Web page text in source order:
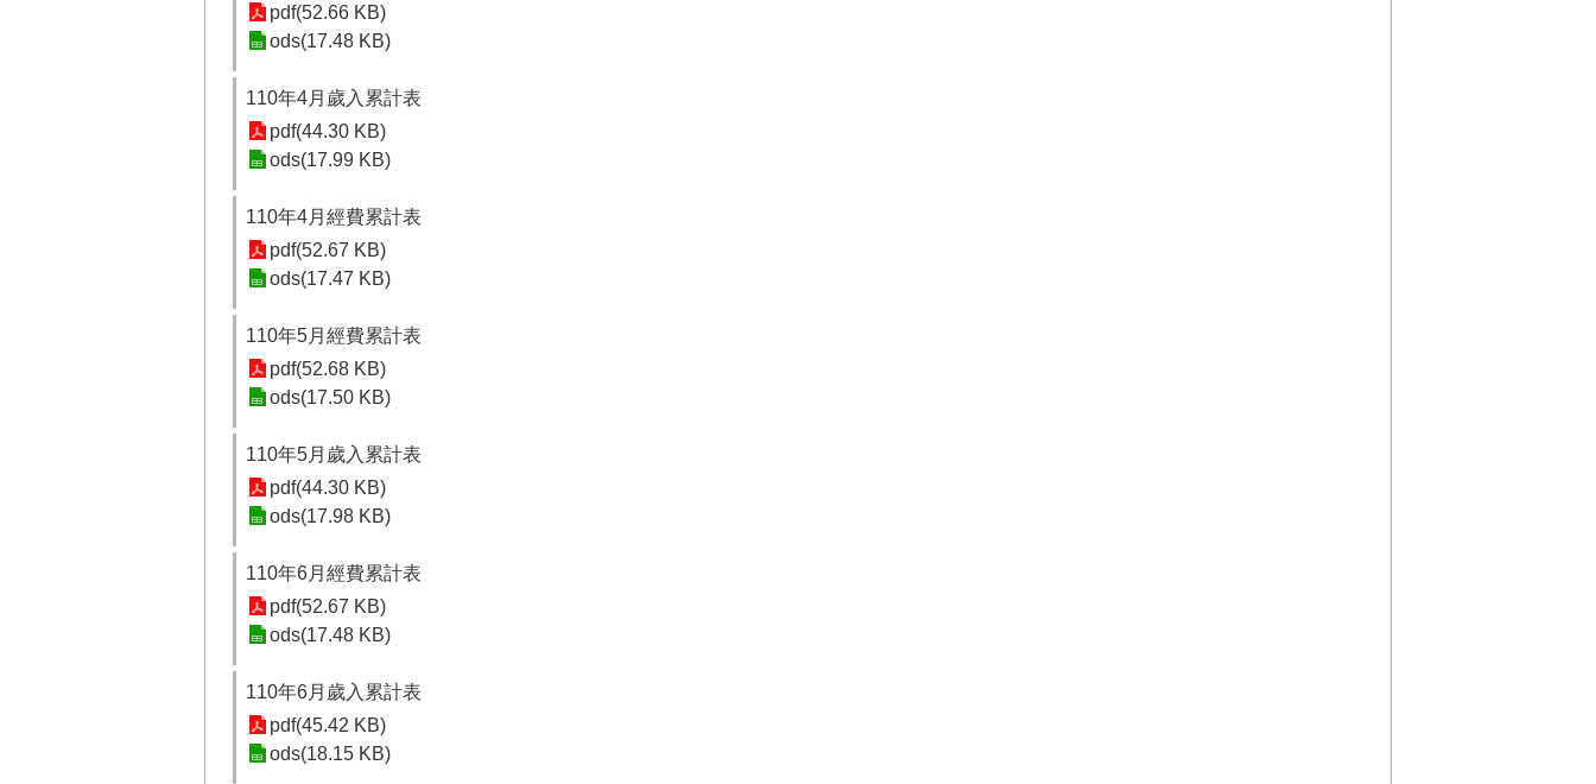
pdf(52.66 KB)
ods(17.48 KB)
110年4月歲入累計表
pdf(44.30 KB)
ods(17.99 KB)
110年4月經費累計表
pdf(52.67 KB)
ods(17.47 KB)
110年5月經費累計表
pdf(52.68 KB)
ods(17.50 KB)
110年5月歲入累計表
pdf(44.30 KB)
ods(17.98 KB)
110年6月經費累計表
pdf(52.67 KB)
ods(17.48 KB)
110年6月歲入累計表
pdf(45.42 KB)
ods(18.15 KB)